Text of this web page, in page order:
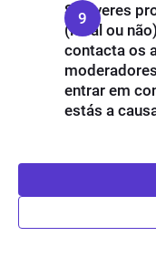
Se tiveres
(local ou
contacta os
entrar em
estás a